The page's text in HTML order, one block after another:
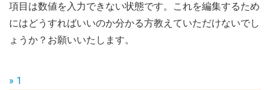
項目は数値を入力できない状態です。これを編集するため
にはどうすればいいのか分かる方教えていただけないでし
ょうか？お願いいたします。
» 1